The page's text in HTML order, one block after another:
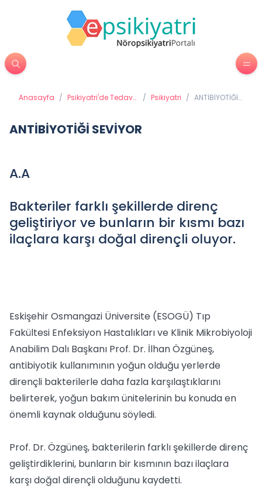
Anasayfa / Psikiyatri'de Tedavi
/ Psikiyatri / ANTİBİYOTİĞİ
ANTİBİYOTİĞİ SEVİYOR
A.A
Bakteriler farklı şekillerde direnç
geliştiriyor ve bunların bir kısmı bazı
ilaçlara karşı doğal dirençli oluyor.
Eskişehir Osmangazi Üniversite (ESOGÜ) Tıp
Fakültesi Enfeksiyon Hastalıkları ve Klinik Mikrobiyoloji
Anabilim Dalı Başkanı Prof. Dr. İlhan Özgüneş,
antibiyotik kullanımının yoğun olduğu yerlerde
dirençli bakterilerle daha fazla karşılaştıklarını
belirterek, yoğun bakım ünitelerinin bu konuda en
önemli kaynak olduğunu söyledi.
Prof. Dr. Özgüneş, bakterilerin farklı şekillerde direnç
geliştirdiklerini, bunların bir kısmının bazı ilaçlara
karşı doğal dirençli olduğunu kaydetti.